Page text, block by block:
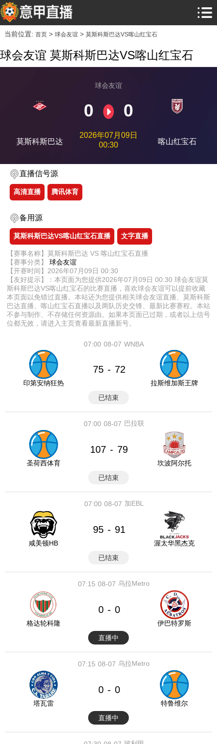
当前位置: 首页> 球会友谊> 莫斯科斯巴达VS喀山红宝石
球会友谊 莫斯科斯巴达VS喀山红宝石
莫斯科斯巴达
球会友谊
0 0
2026年07月09日
00:30
喀山红宝石
直播信号源
高清直播 腾讯体育
备用源
莫斯科斯巴达VS喀山红宝石直播 文字直播
【赛事名称】莫斯科斯巴达 VS 喀山红宝石直播
【赛事分类】 球会友谊
【开赛时间】2026年07月09日 00:30
【友好提示】：本页面为您提供2026年07月09日 00:30 球会友谊莫
斯科斯巴达VS喀山红宝石的比赛直播，喜欢球会友谊可以提前收藏
本页面以免错过直播。本站还为您提供相关球会友谊直播、莫斯科斯
巴达直播、喀山红宝石直播以及两队历史交锋、最新比赛赛程。本站
不参与制作、不存储任何资源由。如果本页面已过期，或者以上信号
位都无效，请进入主页查看最新直播新号。
08-07
07:00 WNBA
印第安纳狂热
75 - 72
拉斯维加斯王牌
已结束
08-07
07:00 巴拉联
圣荷西体育
107 - 79
坎波阿尔托
已结束
08-07
07:00 加EBL
咸美顿HB
95 - 91
渥太华黑杰克
已结束
08-07
07:15 乌拉Metro
格达轮科隆
0 - 0
伊巴特罗斯
直播中
08-07
07:15 乌拉Metro
塔瓦雷
0 - 0
特鲁维尔
直播中